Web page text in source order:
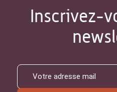
Inscrivez-